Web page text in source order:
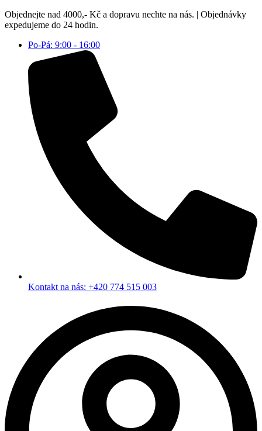
Přejít
k
Objednejte nad 4000,- Kč a dopravu nechte na nás. | Objednávky
expedujeme do 24 hodin.
Po-Pá: 9:00 - 16:00
Kontakt na nás: +420 774 515 003